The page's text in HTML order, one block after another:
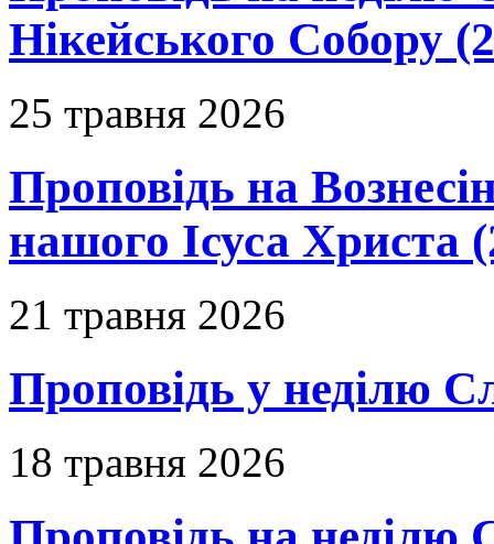
Нікейського Собору
25 травня 2026
Проповідь на
нашого Ісуса Христа
21 травня 2026
Проповідь у неділю
18 травня 2026